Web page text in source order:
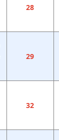
28
29
32